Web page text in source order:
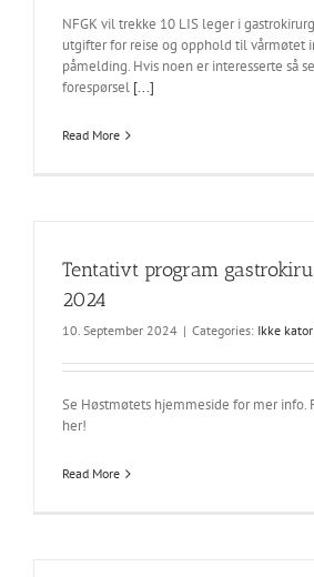
NFGK vil trekke 10 LIS leger i
utgifter for reise og opphold til vårmøtet
påmelding. Hvis noen er interesserte så
forespørsel [...]
Read More
Tentativt program
2024
10. September 2024 | Categories: Ikke
Se Høstmøtets hjemmeside for mer info.
her!
Read More